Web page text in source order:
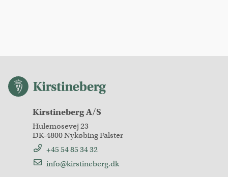
Kirstineberg
Kirstineberg A/S
Hulemosevej 23
DK-4800 Nykøbing Falster
+45 54 85 34 32
info@kirstineberg.dk